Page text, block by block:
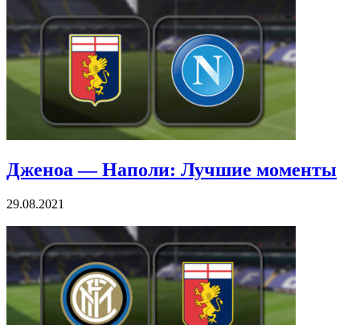
Дженоа — Наполи: Лучшие моменты
29.08.2021